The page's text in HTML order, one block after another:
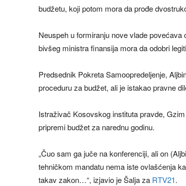
budžetu, koji potom mora da prođe
Neuspeh u formiranju nove vlade
bivšeg ministra finansija mora da odobri
Predsednik Pokreta Samoopredeljenje,
proceduru za budžet, ali je istakao pravne
Istraživač Kosovskog instituta pravde,
pripremi budžet za narednu godinu.
„Čuo sam ga juče na konferenciji, ali on
tehničkom mandatu nema iste ovlašćenja
takav zakon…“, izjavio je Šalja za RTV21.